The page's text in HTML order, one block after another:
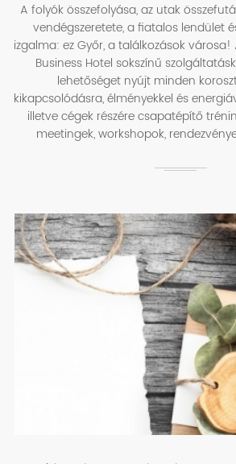
A folyók összefolyása, az utak
vendégszeretete, a fiatalos lendület
izgalma: ez Győr, a találkozások
Business Hotel sokszínű
lehetőséget nyújt minden
kikapcsolódásra, élményekkel és
illetve cégek részére csapatépítő
meetingek, workshopok,